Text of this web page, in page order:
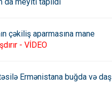
çəkiliş aparmasına mane
- VİDEO
Ermənistana buğda və daş